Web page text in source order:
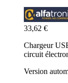
33,62 €
Chargeur
circuit
Version